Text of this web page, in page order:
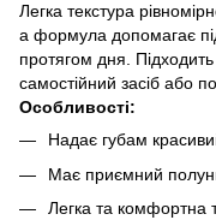
Легка текстура
а формула допомагає
протягом дня.
самостійний засіб або
Особливості:
Надає губам
Має приємний
Легка та комфортна